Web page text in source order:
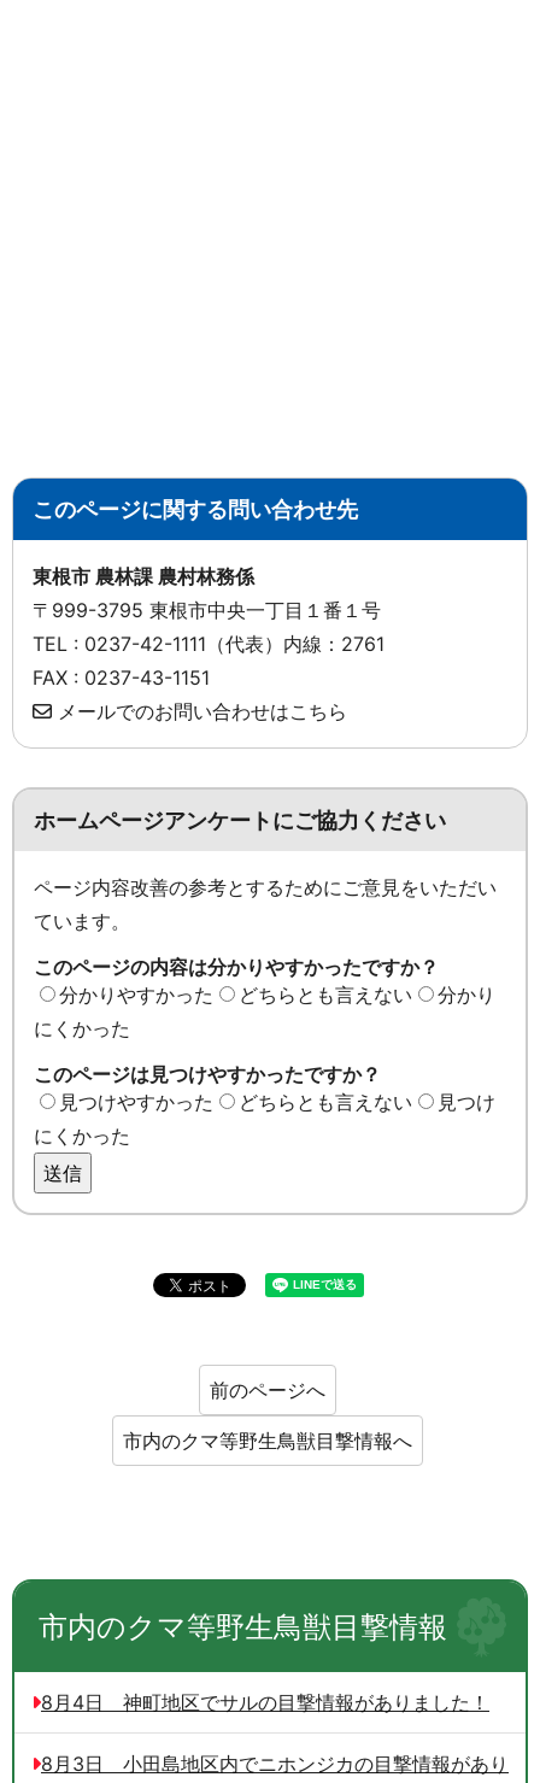
このページに関する問い合わせ先
東根市 農林課 農村林務係
〒999-3795 東根市中央一丁目１番１号
TEL : 0237-42-1111（代表）内線：2761
FAX : 0237-43-1151
メールでのお問い合わせはこちら
ホームページアンケートにご協力ください
ページ内容改善の参考とするためにご意見をいただい
ています。
このページの内容は分かりやすかったですか？
分かりやすかった
どちらとも言えない
分かり
にくかった
このページは見つけやすかったですか？
見つけやすかった
どちらとも言えない
見つけ
にくかった
送信
前のページへ
市内のクマ等野生鳥獣目撃情報へ
市内のクマ等野生鳥獣目撃情報
8月4日 神町地区でサルの目撃情報がありました！
8月3日 小田島地区内でニホンジカの目撃情報があり